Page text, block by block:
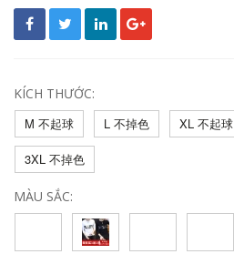
KÍCH THƯỚC:
M 不起球
L 不掉色 XL 不起球
3XL 不掉色
MÀU SẮC: